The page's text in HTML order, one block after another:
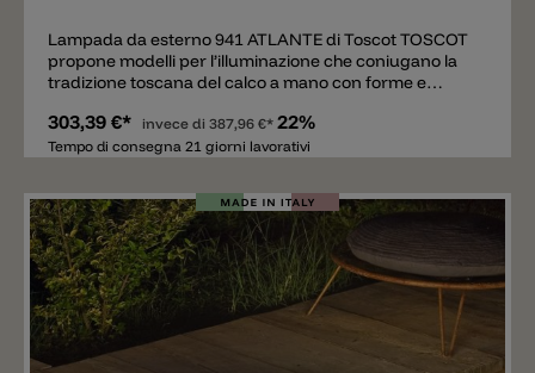
Lampada da esterno 941 ATLANTE di Toscot TOSCOT
propone modelli per l’illuminazione che coniugano la
tradizione toscana del calco a mano con forme e
unici fatti a mano utilizzando materiali di alta qualità e
ponendo una particolare attenzione alla versatilità
delle finiture conferiscono ai prodotti particolare
pregio e la ricerca creativa, che è alla base della loro
realizzazione, trasforma gli oggetti in soluzioni
d’arredo sempre attuali. Le lampade di TOSCOT sono
straordinarie e verranno prodotto a mano su richiesta
in diversi colori. Su richiesta sono disponibile altri
combinazioni e colori. Questi possono oltrepassare il
tempo di consegna indicato. Per domande siamo alla a
sua disposizione.
303,39 €* invece di 387,96 €* 22%
Tempo di consegna 21 giorni lavorativi